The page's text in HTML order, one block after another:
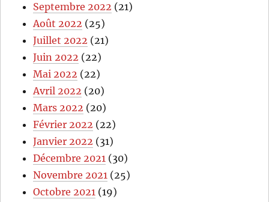
Septembre 2022 (21)
Août 2022 (25)
Juillet 2022 (21)
Juin 2022 (22)
Mai 2022 (22)
Avril 2022 (20)
Mars 2022 (20)
Février 2022 (22)
Janvier 2022 (31)
Décembre 2021 (30)
Novembre 2021 (25)
Octobre 2021 (19)